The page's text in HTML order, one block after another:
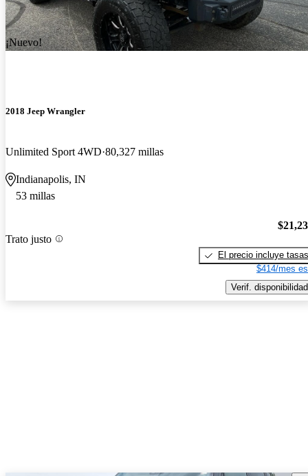
¡Nuevo!
2018 Jeep Wrangler
Unlimited Sport 4WD 80,327 millas
Indianapolis, IN
53 millas
Trato justo
El precio incluye tasas
$414/mes
Verif. disponibilidad